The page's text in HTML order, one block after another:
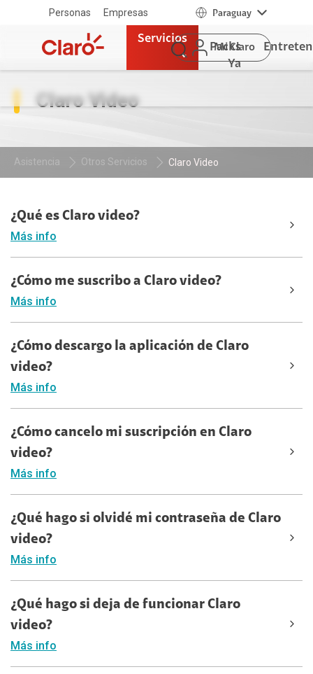
Personas Empresas Paraguay
Servicios
Packs
Ya
Mi Claro
Claro Video
Asistencia Otros Servicios Claro Video
¿Qué es Claro video?
Más info
¿Cómo me suscribo a Claro video?
Más info
¿Cómo descargo la aplicación de Claro
video?
Más info
¿Cómo cancelo mi suscripción en Claro
video?
Más info
¿Qué hago si olvidé mi contraseña de Claro
video?
Más info
¿Qué hago si deja de funcionar Claro
video?
Más info